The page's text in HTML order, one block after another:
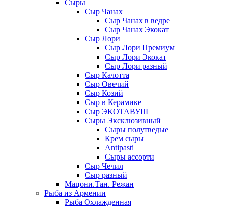
Сыры
Сыр Чанах
Сыр Чанах в ведре
Сыр Чанах Экокат
Сыр Лори
Сыр Лори Премиум
Сыр Лори Экокат
Сыр Лори разный
Сыр Качотта
Сыр Овечий
Сыр Козий
Сыр в Керамике
Сыр ЭКОТАВУШ
Сыры Эксклюзивный
Сыры полутведые
Крем сыры
Antipasti
Сыры ассорти
Сыр Чечил
Сыр разный
Мацони.Тан. Режан
Рыба из Армении
Рыба Охлажденная